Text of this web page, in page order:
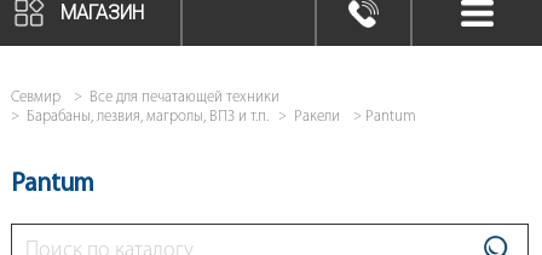
МАГАЗИН
Севмир
Все для печатающей техники
Барабаны, лезвия, магролы, ВПЗ и т.п.
Ракели Pantum
Pantum